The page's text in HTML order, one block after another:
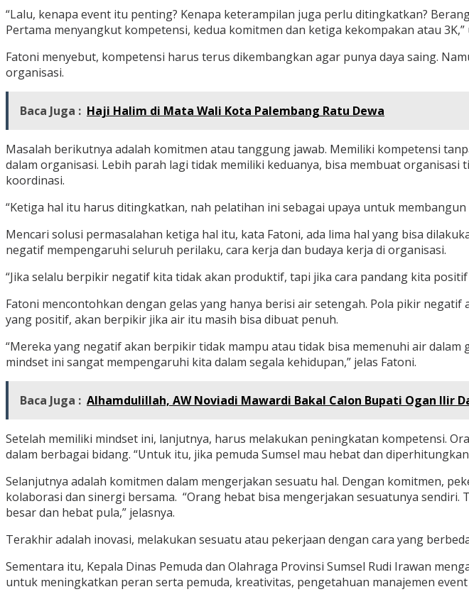
“Lalu, kenapa event itu penting? Kenapa keterampilan juga perlu ditingkatkan?
Pertama menyangkut kompetensi, kedua komitmen dan ketiga kekompakan atau 3K,”
Fatoni menyebut, kompetensi harus terus dikembangkan agar punya daya saing.
organisasi.
Baca Juga : Haji Halim di Mata Wali Kota Palembang Ratu Dewa
Masalah berikutnya adalah komitmen atau tanggung jawab. Memiliki kompetensi
dalam organisasi. Lebih parah lagi tidak memiliki keduanya, bisa membuat
koordinasi.
“Ketiga hal itu harus ditingkatkan, nah pelatihan ini sebagai upaya untuk
Mencari solusi permasalahan ketiga hal itu, kata Fatoni, ada lima hal yang bisa
negatif mempengaruhi seluruh perilaku, cara kerja dan budaya kerja di organisasi.
“Jika selalu berpikir negatif kita tidak akan produktif, tapi jika cara pandang kita
Fatoni mencontohkan dengan gelas yang hanya berisi air setengah. Pola pikir
yang positif, akan berpikir jika air itu masih bisa dibuat penuh.
“Mereka yang negatif akan berpikir tidak mampu atau tidak bisa memenuhi air
mindset ini sangat mempengaruhi kita dalam segala kehidupan,” jelas Fatoni.
Baca Juga : Alhamdulillah, AW Noviadi Mawardi Bakal Calon Bupati Ogan Ilir
Setelah memiliki mindset ini, lanjutnya, harus melakukan peningkatan kompetensi.
dalam berbagai bidang. “Untuk itu, jika pemuda Sumsel mau hebat dan
Selanjutnya adalah komitmen dalam mengerjakan sesuatu hal. Dengan komitmen,
kolaborasi dan sinergi bersama. “Orang hebat bisa mengerjakan sesuatunya
besar dan hebat pula,” jelasnya.
Terakhir adalah inovasi, melakukan sesuatu atau pekerjaan dengan cara yang
Sementara itu, Kepala Dinas Pemuda dan Olahraga Provinsi Sumsel Rudi Irawan
untuk meningkatkan peran serta pemuda, kreativitas, pengetahuan manajemen